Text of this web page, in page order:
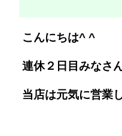
こんにちは^ ^
連休２日目みなさ
当店は元気に営業